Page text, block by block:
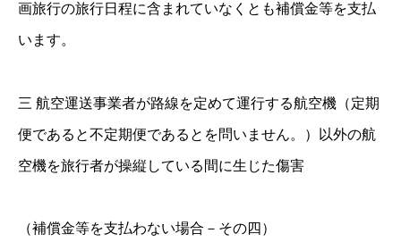
画旅行の旅行日程に含まれていなくとも補償金等を支払
います。
三 航空運送事業者が路線を定めて運行する航空機（定期
便であると不定期便であるとを問いません。）以外の航
空機を旅行者が操縦している間に生じた傷害
（補償金等を支払わない場合－その四）